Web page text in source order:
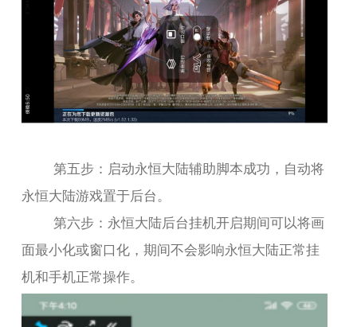
第五步：启动永恒大陆辅助脚本成功，自动将
永恒大陆游戏置于后台。
第六步：永恒大陆后台挂机开启期间可以将画
面最小化或窗口化，期间不会影响永恒大陆正常挂
机和手机正常操作。